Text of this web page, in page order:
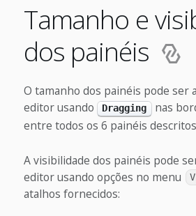
Tamanho e
dos painéis
O tamanho dos painéis pode ser
editor usando
Dragging
nas
entre todos os 6 painéis
A visibilidade dos painéis pode
editor usando opções no menu
atalhos fornecidos: